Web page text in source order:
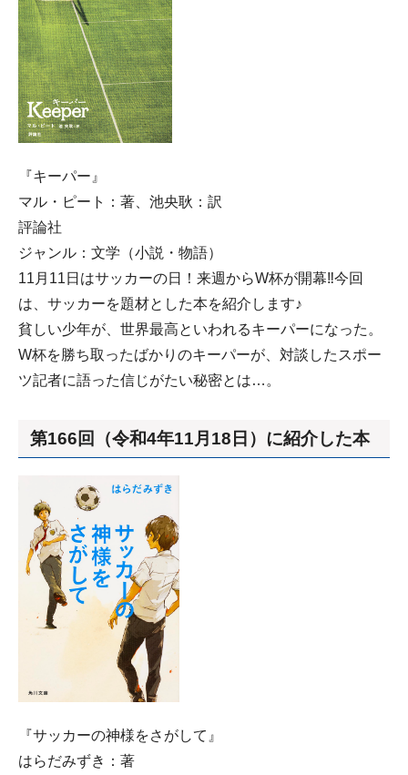
『キーパー』
マル・ピート：著、池央耿：訳
評論社
ジャンル：文学（小説・物語）
11月11日はサッカーの日！来週からW杯が開幕‼今回
は、サッカーを題材とした本を紹介します♪
貧しい少年が、世界最高といわれるキーパーになった。
W杯を勝ち取ったばかりのキーパーが、対談したスポー
ツ記者に語った信じがたい秘密とは…。
第166回（令和4年11月18日）に紹介した本
『サッカーの神様をさがして』
はらだみずき：著